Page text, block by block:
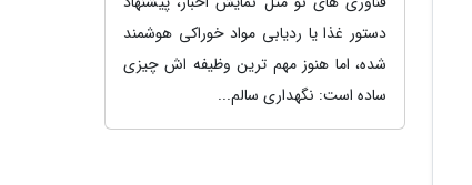
دستور غذا یا ردیابی مواد خوراکی هوشمند
شده، اما هنوز مهم ترین وظیفه اش چیزی
ساده است: نگهداری سالم...